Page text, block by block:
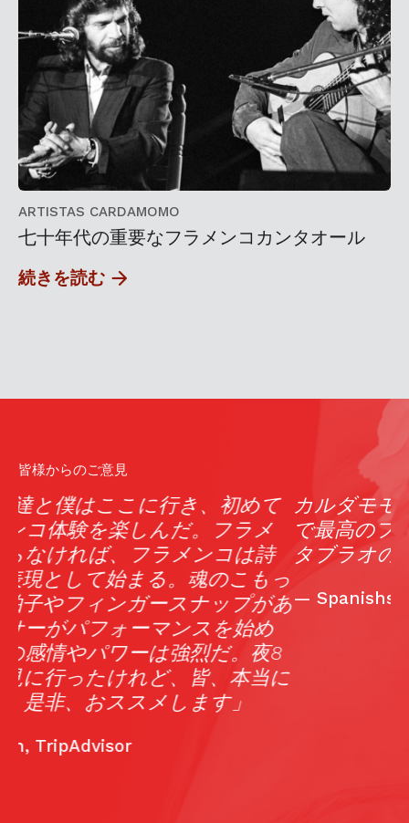
ARTISTAS CARDAMOMO
七十年代の重要なフラメンコカンタオール
続きを読む
皆様からのご意見
カルダモモは、間違いなくマドリード
で最高のフラメンコショーが楽しめる
タブラオの一つだ。
—Spanishsabores.com